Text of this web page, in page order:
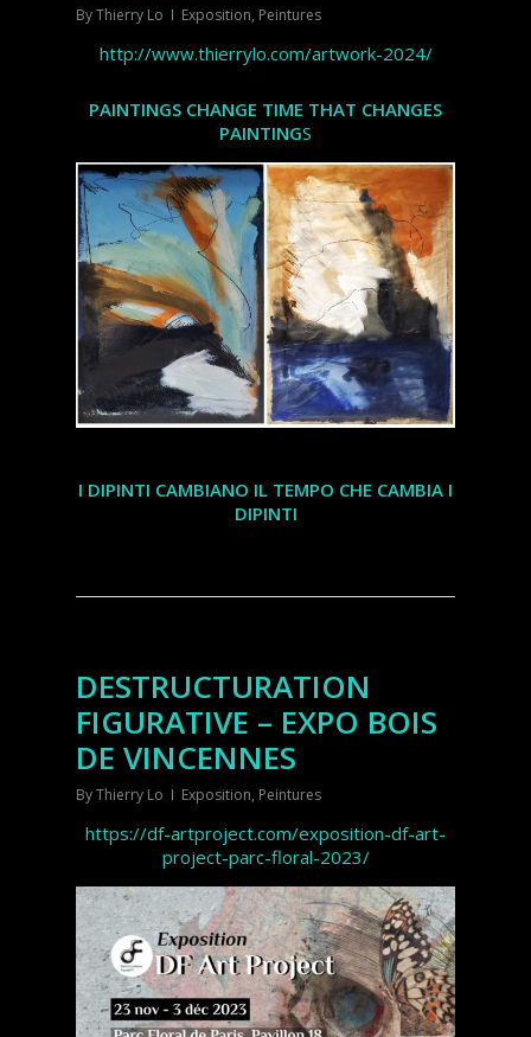
ByThierry Lo Exposition, Peintures
http://www.thierrylo.com/artwork-2024/
PAINTINGS CHANGE TIME THAT CHANGES
PAINTINGS
I DIPINTI CAMBIANO IL TEMPO CHE CAMBIA I
DIPINTI
DESTRUCTURATION
FIGURATIVE – EXPO BOIS
DE VINCENNES
ByThierry Lo Exposition, Peintures
https://df-artproject.com/exposition-df-art-
project-parc-floral-2023/